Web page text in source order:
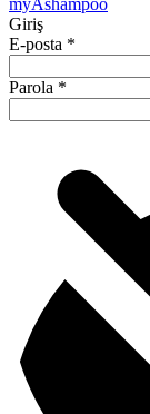
myAshampoo
Giriş
E-posta *
Parola *